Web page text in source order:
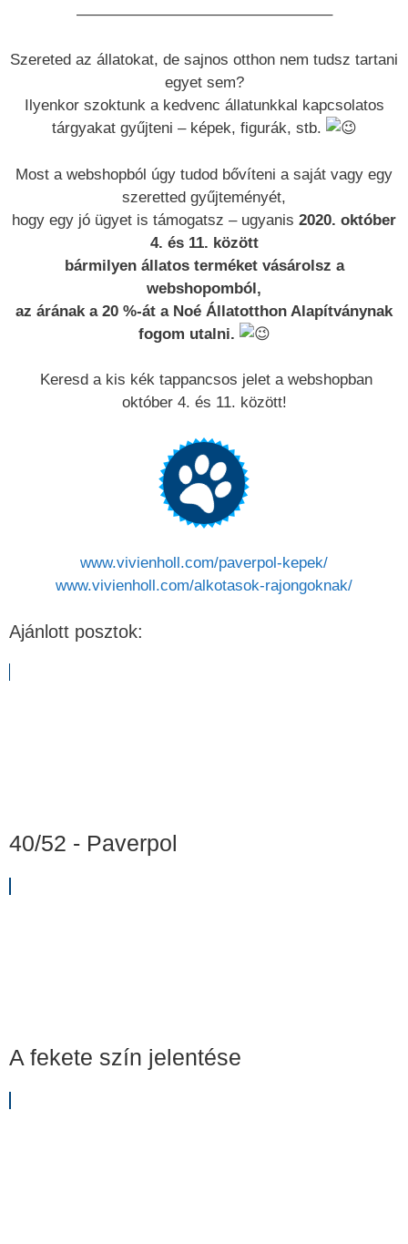
————————————————–
Szereted az állatokat, de sajnos otthon nem tudsz tartani
egyet sem?
Ilyenkor szoktunk a kedvenc állatunkkal kapcsolatos
tárgyakat gyűjteni – képek, figurák, stb.
Most a webshopból úgy tudod bővíteni a saját vagy egy
szeretted gyűjteményét,
hogy egy jó ügyet is támogatsz – ugyanis 2020. október
4. és 11. között
bármilyen állatos terméket vásárolsz a
webshopomból,
az árának a 20 %-át a Noé Állatotthon Alapítványnak
fogom utalni.
Keresd a kis kék tappancsos jelet a webshopban
október 4. és 11. között!
www.vivienholl.com/paverpol-kepek/
www.vivienholl.com/alkotasok-rajongoknak/
Ajánlott posztok:
40/52 - Paverpol
A fekete szín jelentése